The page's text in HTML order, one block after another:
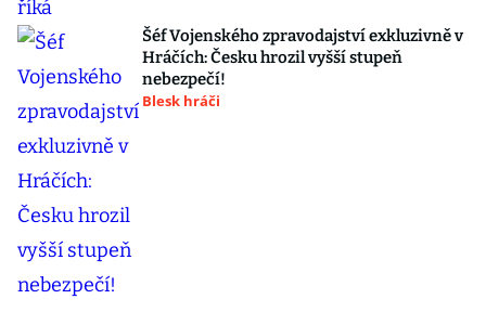
Šéf Vojenského zpravodajství exkluzivně v
Hráčích: Česku hrozil vyšší stupeň
nebezpečí!
Blesk hráči